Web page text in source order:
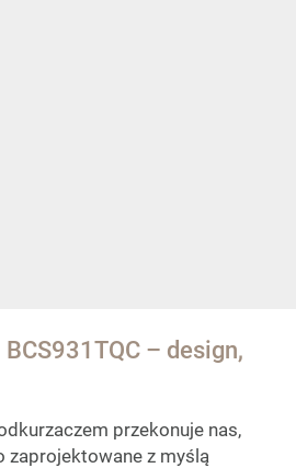
– design,
przekonuje nas,
zaprojektowane z myślą